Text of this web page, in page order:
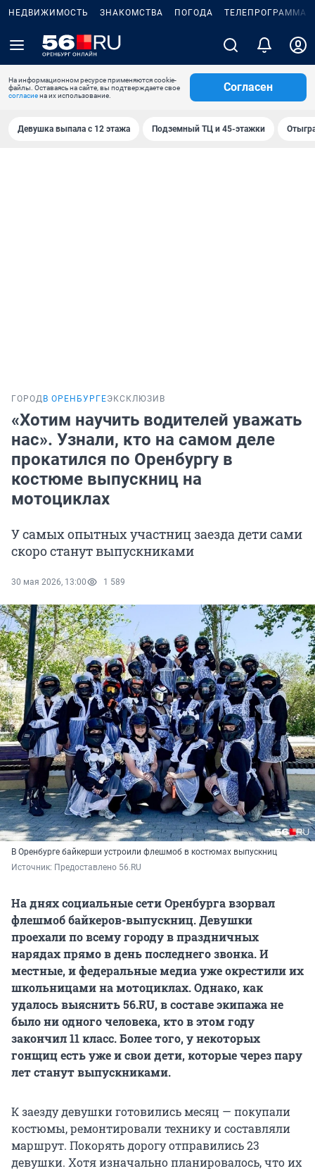
НЕДВИЖИМОСТЬ ЗНАКОМСТВА ПОГОДА ТЕЛЕПРОГРАММА
На информационном ресурсе применяются cookie-
файлы. Оставаясь на сайте, вы подтверждаете свое
согласиена их использование.
Согласен
Девушка выпала с 12 этажа Подземный ТЦ и 45-этажки
ГОРОД В ОРЕНБУРГЕЭКСКЛЮЗИВ
«Хотим научить водителей уважать
нас». Узнали, кто на самом деле
прокатился по Оренбургу в
костюме выпускниц на
мотоциклах
У самых опытных участниц заезда дети сами
скоро станут выпускниками
30 мая 2026, 13:00 1 589
В Оренбурге байкерши устроили флешмоб в костюмах выпускниц
Источник: Предоставлено 56.RU
На днях социальные сети Оренбурга взорвал
флешмоб байкеров-выпускниц. Девушки
проехали по всему городу в праздничных
нарядах прямо в день последнего звонка. И
местные, и федеральные медиа уже окрестили их
школьницами на мотоциклах. Однако, как
удалось выяснить 56.RU, в составе экипажа не
было ни одного человека, кто в этом году
закончил 11 класс. Более того, у некоторых
гонщиц есть уже и свои дети, которые через пару
лет станут выпускниками.
К заезду девушки готовились месяц — покупали
костюмы, ремонтировали технику и составляли
маршрут. Покорять дорогу отправились 23
девушки. Хотя изначально планировалось, что их